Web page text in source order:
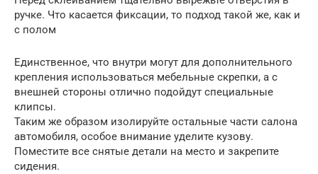
ручке. Что касается фиксации, то подход такой же, как и
с полом
Единственное, что внутри могут для дополнительного
крепления использоваться мебельные скрепки, а с
внешней стороны отлично подойдут специальные
клипсы.
Таким же образом изолируйте остальные части салона
автомобиля, особое внимание уделите кузову.
Поместите все снятые детали на место и закрепите
сидения.